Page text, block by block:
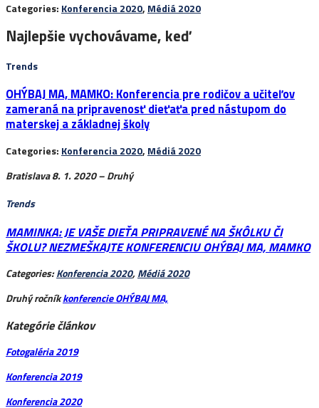
Categories: Konferencia 2020, Médiá 2020
Najlepšie vychovávame, keď
Trends
OHÝBAJ MA, MAMKO: Konferencia pre rodičov a učiteľov
zameraná na pripravenosť dieťaťa pred nástupom do
materskej a základnej školy
Categories: Konferencia 2020, Médiá 2020
Bratislava 8. 1. 2020 –Druhý
Trends
MAMINKA: JE VAŠE DIEŤA PRIPRAVENÉ NA ŠKÔLKU ČI
ŠKOLU? NEZMEŠKAJTE KONFERENCIU OHÝBAJ MA, MAMKO
Categories:Konferencia 2020,Médiá 2020
Druhý ročníkkonferencie OHÝBAJ MA,
Kategórie článkov
Fotogaléria 2019
Konferencia 2019
Konferencia 2020